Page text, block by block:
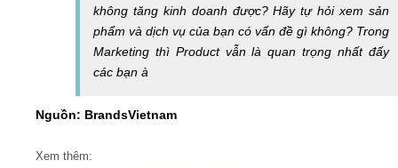
không tăng kinh doanh được? Hãy tự hỏi xem sản
phẩm và dịch vụ của bạn có vấn đề gì không? Trong
Marketing thì Product vẫn là quan trọng nhất đấy
các bạn à
Nguồn: BrandsVietnam
Xem thêm: